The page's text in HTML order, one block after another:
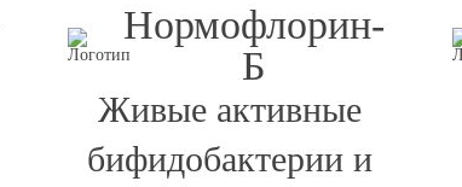
Нормофлорин-
Б
Живые активные
бифидобактерии и